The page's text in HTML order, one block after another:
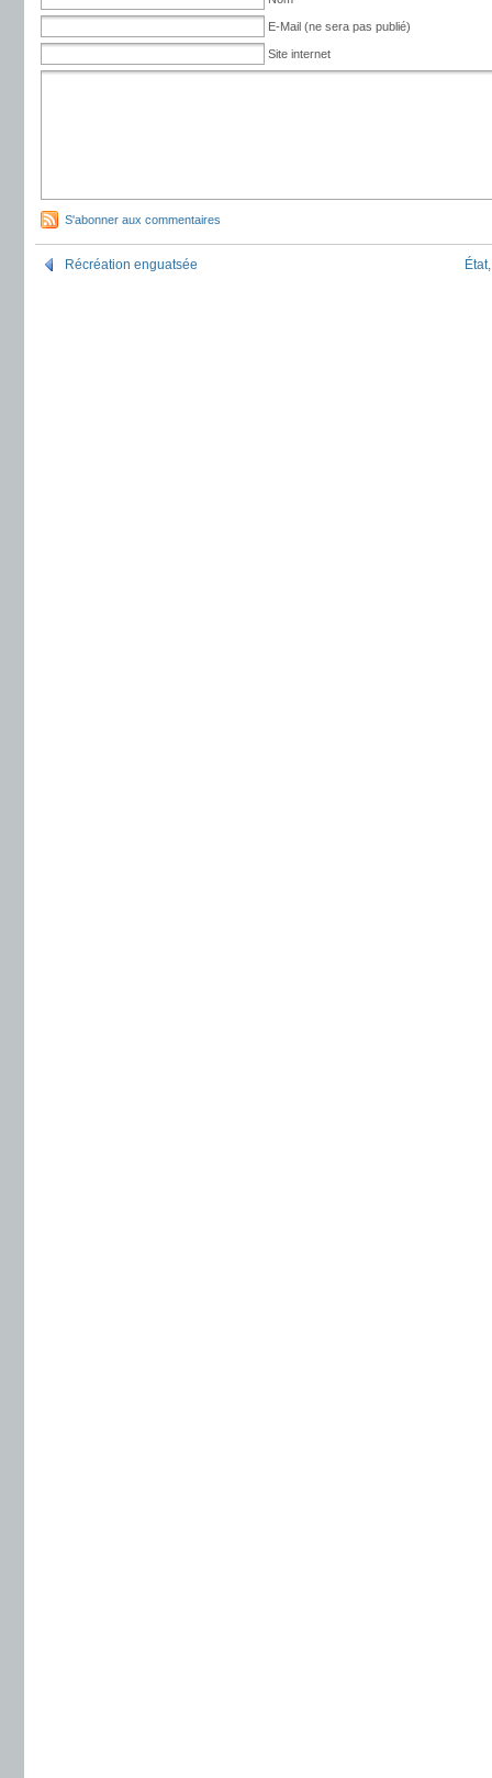
E-Mail (ne sera pas publié)
Site internet
S'abonner aux commentaires
Récréation enguatsée